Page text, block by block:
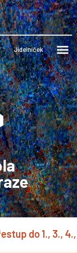
Jídelníček
do 1., 3., 4.,